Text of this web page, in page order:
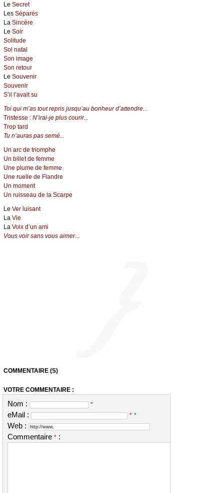
Le Secret
Les Séparés
La Sincère
Le Soir
Solitude
Sol natal
Son image
Son retour
Le Souvenir
Souvenir
S’il l’avait su
Toi qui m’as tout repris jusqu’au bonheur d’attendre...
Tristesse : N’irai-je plus courir...
Trop tard
Tu n’auras pas semé...
Un arc de triomphe
Un billet de femme
Une plume de femme
Une ruelle de Flandre
Un moment
Un ruisseau de la Scarpe
Le Ver luisant
La Vie
La Voix d’un ami
Vous voir sans vous aimer...
COMMENTAIRE (S)
VOTRE COMMENTAIRE :
Nom : *
eMail : * *
Web :
Commentaire * :